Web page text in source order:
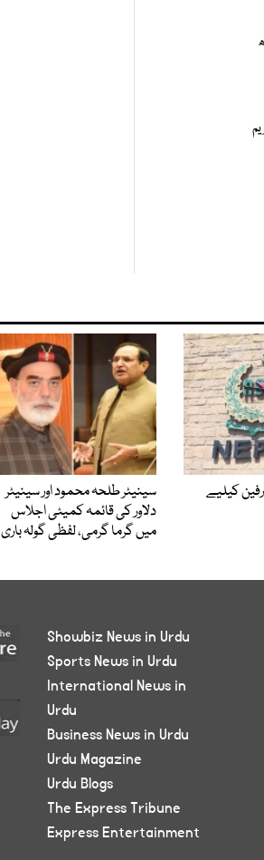
کیلیے
سینیٹر طلحہ محمود اور سینیٹر
دلاور کی قائمہ کمیٹی اجلاس
میں گرما گرمی، لفظی گولہ باری
Showbiz News in Urdu
Sports News in Urdu
International News in
Urdu
Business News in Urdu
Urdu Magazine
Urdu Blogs
The Express Tribune
Express Entertainment